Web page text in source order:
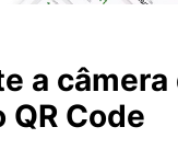
a
QR Code